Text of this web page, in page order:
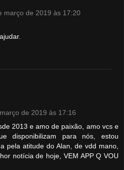
março de 2019 às 17:20
de 2019 às 17:16
2013 e amo de paixão, amo vcs e
disponibilizam para nós, estou
pela atitude do Alan, de vdd mano,
notícia de hoje, VEM APP Q VOU